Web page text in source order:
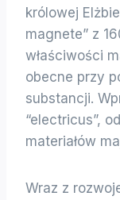
królowej
magnete” z
właściwości
obecne przy
substancji.
“electricus”,
materiałów
Wraz z